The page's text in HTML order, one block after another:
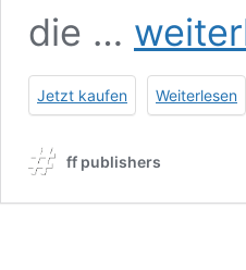
die …
Emmas
–
Bauten
Jetzt kaufen Weiterlesen
ff publishers